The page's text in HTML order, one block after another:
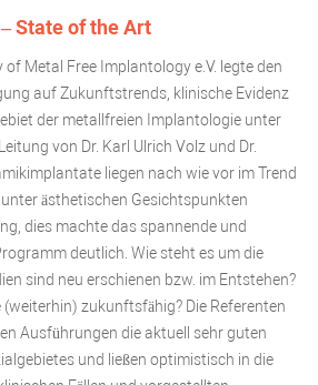
State of the Art
Metal Free Implantology e.V. legte den
auf Zukunftstrends, klinische Evidenz
der metallfreien Implantologie unter
von Dr. Karl Ulrich Volz und Dr.
liegen nach wie vor im Trend
ästhetischen Gesichtspunkten
dies machte das spannende und
deutlich. Wie steht es um die
sind neu erschienen bzw. im Entstehen?
zukunftsfähig? Die Referenten
Ausführungen die aktuell sehr guten
und ließen optimistisch in die